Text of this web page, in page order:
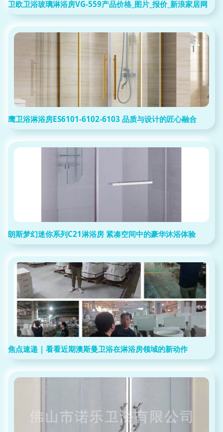
卫欧卫浴玻璃淋浴房VG-559产品价格_图片_报价_新浪家居网
鹰卫浴淋浴房ES6101-6102-6103 品质与设计的匠心融合
朗斯梦幻迷你系列C21淋浴房 紧凑空间中的豪华沐浴体验
焦点速递 | 看看近期澳斯曼卫浴在淋浴房领域的新动作